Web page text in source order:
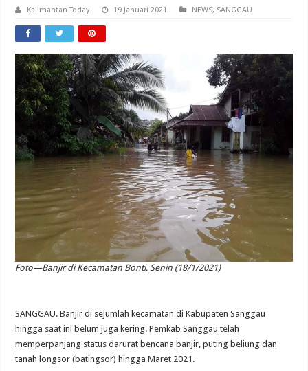
Kalimantan Today 19 Januari 2021 NEWS, SANGGAU
Foto—Banjir di Kecamatan Bonti, Senin (18/1/2021)
SANGGAU. Banjir di sejumlah kecamatan di Kabupaten Sanggau
hingga saat ini belum juga kering. Pemkab Sanggau telah
memperpanjang status darurat bencana banjir, puting beliung dan
tanah longsor (batingsor) hingga Maret 2021.